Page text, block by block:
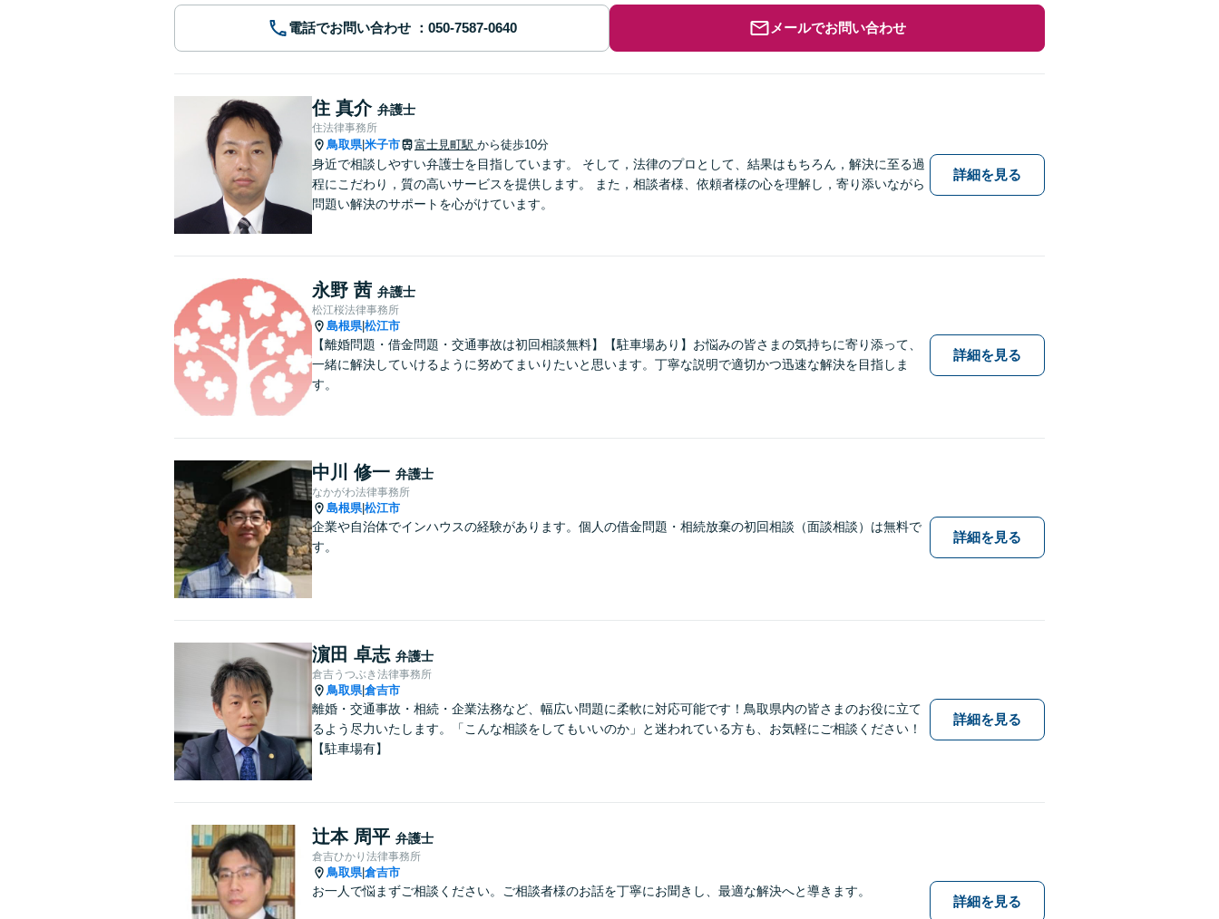
電話でお問い合わせ メールでお問い合わせ
住 真介 弁護士
住法律事務所
鳥取県|米子市 富士見町駅 から徒歩10分
身近で相談しやすい弁護士を目指しています。 そして，法律のプロとして、結果はもちろん，解決に至る過
程にこだわり，質の高いサービスを提供します。 また，相談者様、依頼者様の心を理解し，寄り添いながら
問題い解決のサポートを心がけています。
詳細を見る
永野 茜 弁護士
松江桜法律事務所
島根県|松江市
【離婚問題・借金問題・交通事故は初回相談無料】【駐車場あり】お悩みの皆さまの気持ちに寄り添って、
一緒に解決していけるように努めてまいりたいと思います。丁寧な説明で適切かつ迅速な解決を目指しま
す。
詳細を見る
中川 修一 弁護士
なかがわ法律事務所
島根県|松江市
企業や自治体でインハウスの経験があります。個人の借金問題・相続放棄の初回相談（面談相談）は無料で
す。
詳細を見る
濵田 卓志 弁護士
倉吉うつぶき法律事務所
鳥取県|倉吉市
離婚・交通事故・相続・企業法務など、幅広い問題に柔軟に対応可能です！鳥取県内の皆さまのお役に立て
るよう尽力いたします。「こんな相談をしてもいいのか」と迷われている方も、お気軽にご相談ください！
【駐車場有】
詳細を見る
辻本 周平 弁護士
倉吉ひかり法律事務所
鳥取県|倉吉市
お一人で悩まずご相談ください。ご相談者様のお話を丁寧にお聞きし、最適な解決へと導きます。
詳細を見る